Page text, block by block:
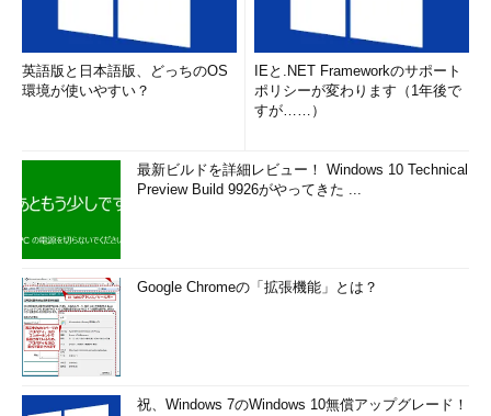
英語版と日本語版、どっちのOS
環境が使いやすい？
IEと.NET Frameworkのサポート
ポリシーが変わります（1年後で
すが……）
最新ビルドを詳細レビュー！ Windows 10 Technical
Preview Build 9926がやってきた ...
Google Chromeの「拡張機能」とは？
祝、Windows 7のWindows 10無償アップグレード！